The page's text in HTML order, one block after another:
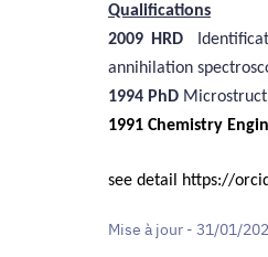
Qualifications
2009 HRD
annihilation
1994 PhD
1991 Chemistry
see detail https://
Mise à jour - 31/01/